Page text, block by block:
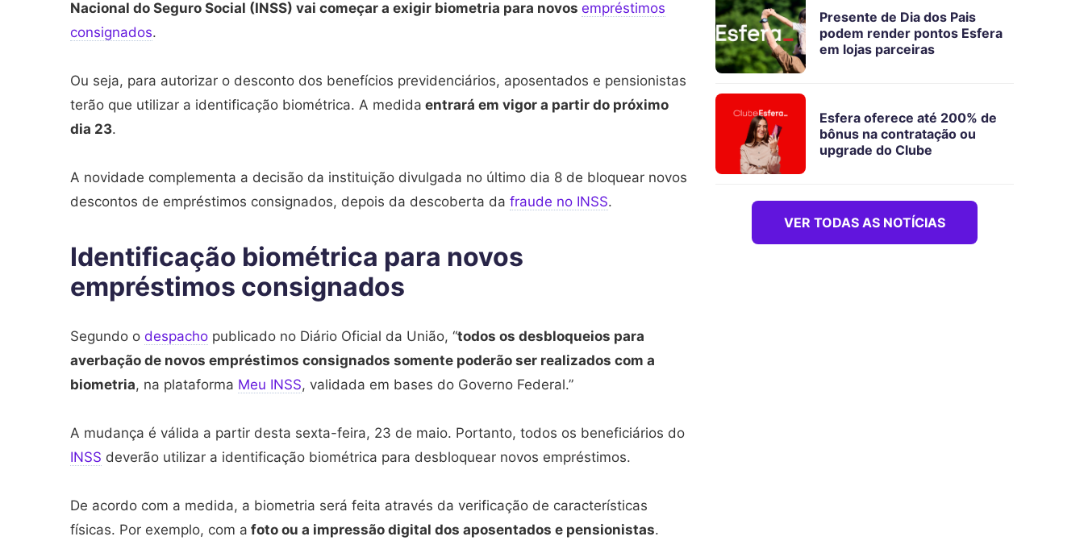
Nacional do Seguro Social (INSS) vai começar a exigir biometria para novos empréstimos
consignados.
Ou seja, para autorizar o desconto dos benefícios previdenciários, aposentados e pensionistas
terão que utilizar a identificação biométrica. A medida entrará em vigor a partir do próximo
dia 23.
A novidade complementa a decisão da instituição divulgada no último dia 8 de bloquear novos
descontos de empréstimos consignados, depois da descoberta da fraude no INSS.
Identificação biométrica para novos
empréstimos consignados
Segundo o despacho publicado no Diário Oficial da União, “todos os desbloqueios para
averbação de novos empréstimos consignados somente poderão ser realizados com a
biometria, na plataforma Meu INSS, validada em bases do Governo Federal.”
A mudança é válida a partir desta sexta-feira, 23 de maio. Portanto, todos os beneficiários do
INSS deverão utilizar a identificação biométrica para desbloquear novos empréstimos.
De acordo com a medida, a biometria será feita através da verificação de características
físicas. Por exemplo, com a foto ou a impressão digital dos aposentados e pensionistas.
Presente de Dia dos Pais
podem render pontos Esfera
em lojas parceiras
Esfera oferece até 200% de
bônus na contratação ou
upgrade do Clube
VER TODAS AS NOTÍCIAS